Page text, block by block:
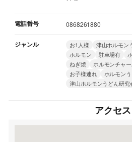
電話番号 0868261880
ジャンル お1人様 津山ホルモン
ホルモン
駐車場有
ねぎ焼
ホルモンチャ
お子様連れ
ホルモン
津山ホルモンうどん研究
アクセス